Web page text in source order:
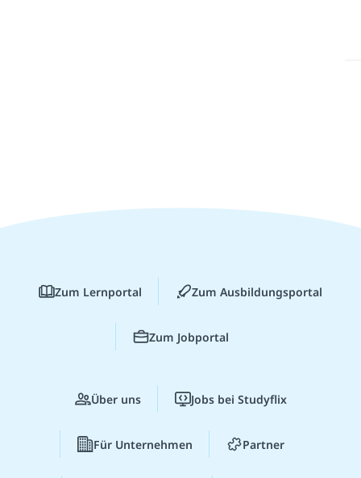
Zum Lernportal Zum Ausbildungsportal
Zum Jobportal
Über uns Jobs bei Studyflix
Für Unternehmen Partner